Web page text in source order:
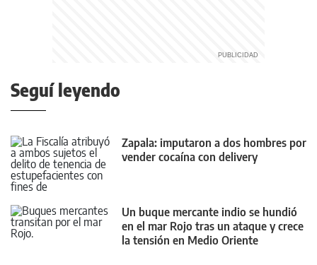
Seguí leyendo
Zapala: imputaron a dos hombres por
vender cocaína con delivery
Un buque mercante indio se hundió
en el mar Rojo tras un ataque y crece
la tensión en Medio Oriente